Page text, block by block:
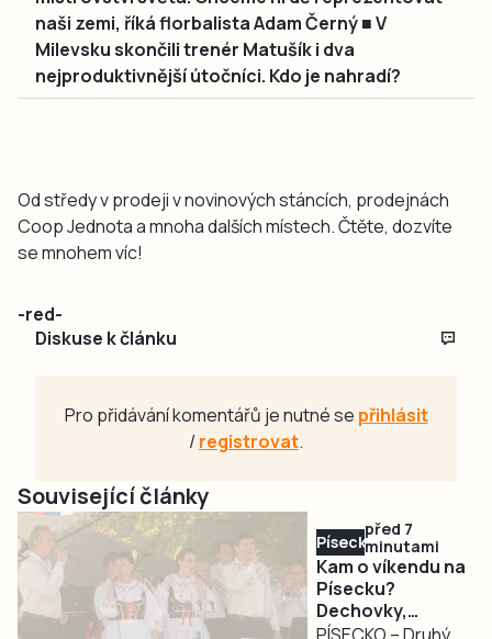
naši zemi, říká florbalista Adam Černý ■ V
Milevsku skončili trenér Matušík i dva
nejproduktivnější útočníci. Kdo je nahradí?
Od středy v prodeji v novinových stáncích, prodejnách
Coop Jednota a mnoha dalších místech. Čtěte, dozvíte
se mnohem víc!
-red-
Diskuse k článku
Pro přidávání komentářů je nutné se přihlásit
/registrovat.
Související články
Písecko
před 7
minutami
Kam o víkendu na
Písecku?
Dechovky,
pohádkový les,
PÍSECKO – Druhý